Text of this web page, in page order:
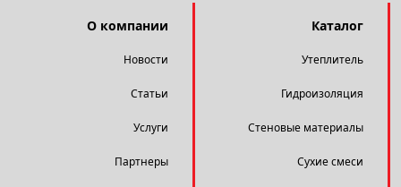
О компании
Новости
Статьи
Услуги
Партнеры
Каталог
Утеплитель
Гидроизоляция
Стеновые материалы
Сухие смеси